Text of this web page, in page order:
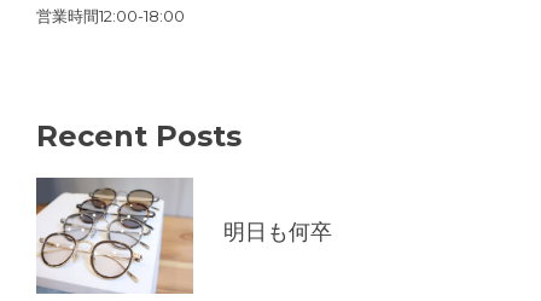
営業時間12:00-18:00
Recent Posts
明日も何卒